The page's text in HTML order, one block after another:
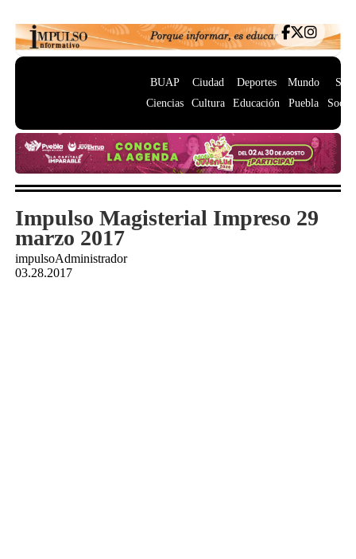
BUAP
Ciencias
Ciudad
Cultura
Deportes
Educación
Mundo
Puebla
Impulso Magisterial Impreso 29
marzo 2017
impulsoAdministrador
03.28.2017